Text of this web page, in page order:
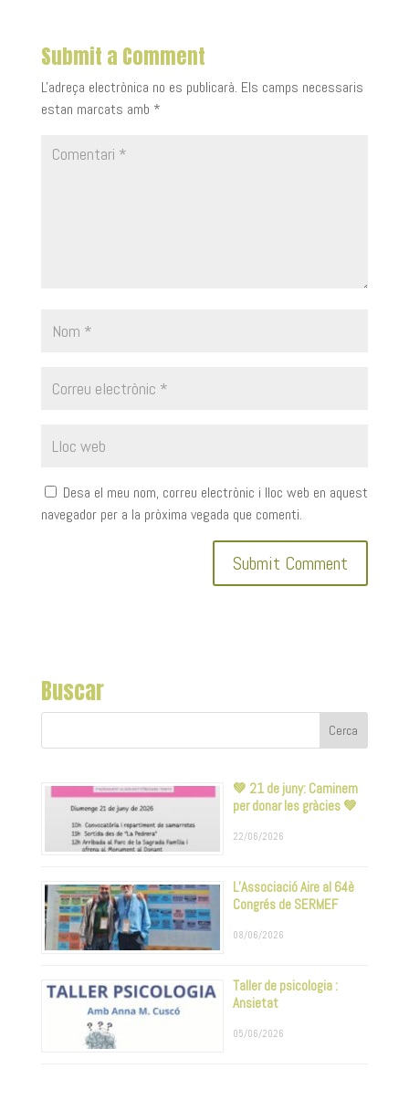
Submit a Comment
L'adreça electrònica no es publicarà. Els camps necessaris
estan marcats amb *
Desa el meu nom, correu electrònic i lloc web en aquest
navegador per a la pròxima vegada que comenti.
Buscar
💚 21 de juny: Caminem
per donar les gràcies 💚
22/06/2026
L’Associació Aire al 64è
Congrés de SERMEF
08/06/2026
Taller de psicologia :
Ansietat
05/06/2026